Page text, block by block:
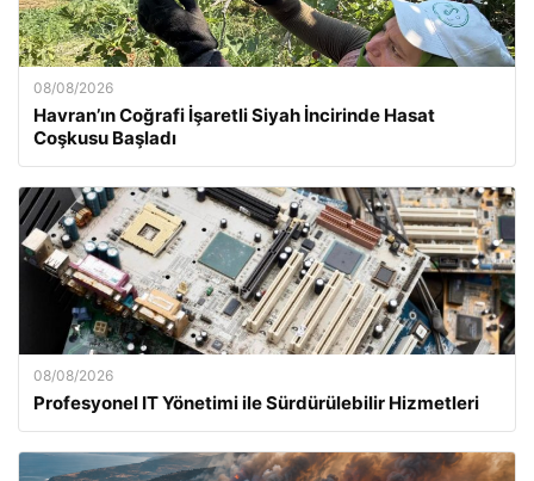
08/08/2026
Havran’ın Coğrafi İşaretli Siyah İncirinde Hasat
Coşkusu Başladı
08/08/2026
Profesyonel IT Yönetimi ile Sürdürülebilir Hizmetleri